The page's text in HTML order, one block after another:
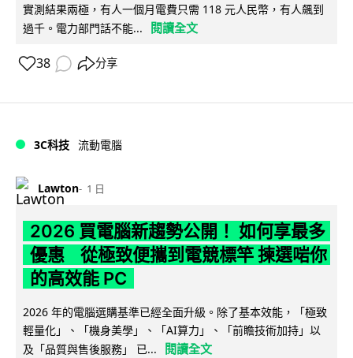
實測結果兩極，有人一個月電費只需 118 元人民幣，有人飆到
過千。電力部門話不能...
閱讀全文
38 分享
3C科技 流動電腦
Lawton 1 日
2026 買電腦新趨勢公開！ 如何享最多
優惠 從極致便攜到電競標竿 揀選啱你
的高效能 PC
2026 年的電腦選購基準已經全面升級。除了基本效能，「極致
輕量化」、「機身美學」、「AI算力」、「前瞻技術加持」以
及「品質與售後服務」 已...
閱讀全文